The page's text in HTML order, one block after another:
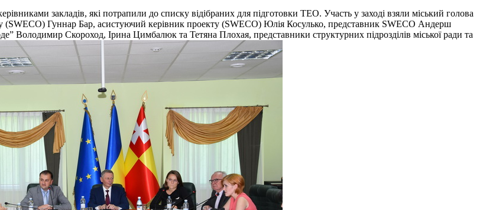
закладів, які потрапили до списку відібраних для підготовки ТЕО. Участь у заході взяли міський голова
Гуннар Бар, асистуючий керівник проекту (SWECO) Юлія Косулько, представник SWECO Андерш
Володимир Скороход, Ірина Цимбалюк та Тетяна Плохая, представники структурних підрозділів міської ради та